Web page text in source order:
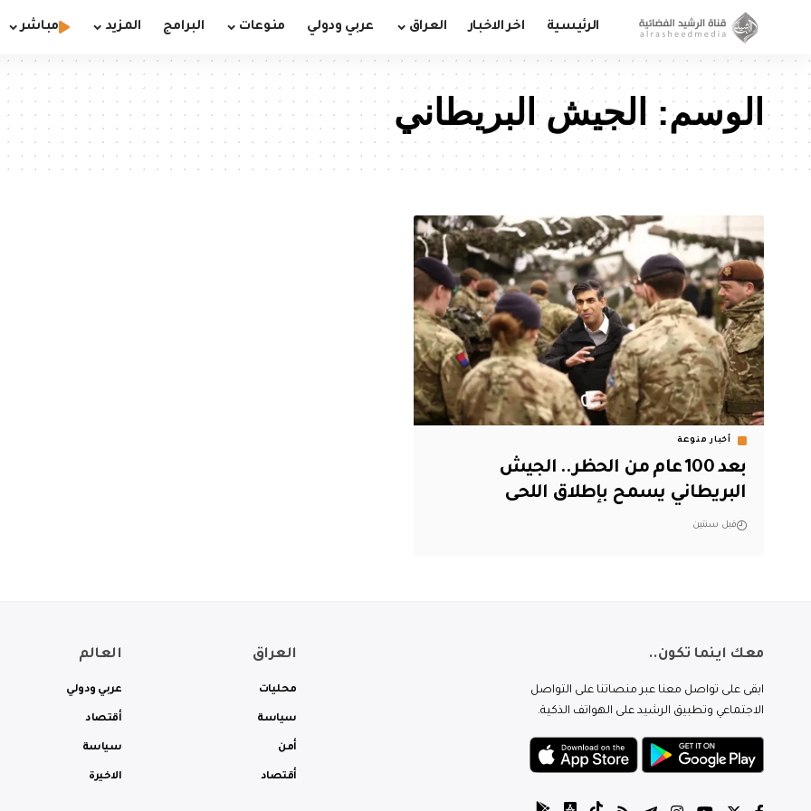
الرئيسية اخر الاخبار العراق عربي ودولي منوعات البرامج المزيد مباشر
الوسم: الجيش البريطاني
أخبار منوعة
بعد 100 عام من الحظر.. الجيش
البريطاني يسمح بإطلاق اللحى
قبل سنتين
معك اينما تكون..
ابقى على تواصل معنا عبر منصاتنا على التواصل
الاجتماعي وتطبيق الرشيد على الهواتف الذكية.
العراق
محليات
سياسة
أمن
أقتصاد
العالم
عربي ودولي
أقتصاد
سياسة
الاخيرة